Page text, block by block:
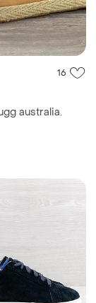
16
australia.